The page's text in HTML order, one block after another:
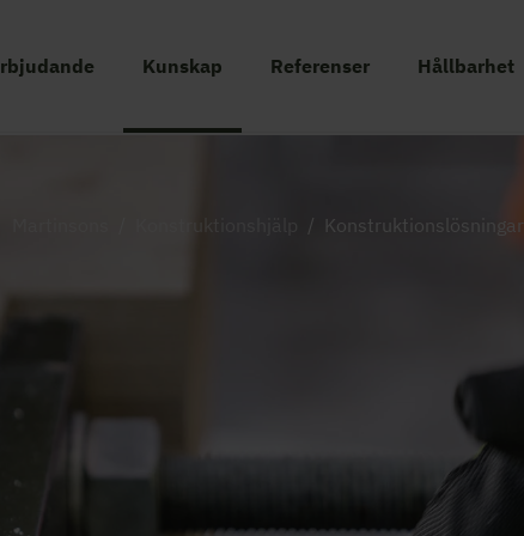
Kunskap Referenser Hållbarhet
/ Konstruktionslösningar